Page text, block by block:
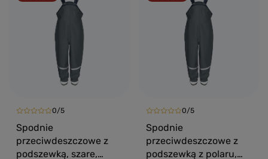
0/5
Spodnie
przeciwdeszczowe z
podszewką, szare,
0/5
Spodnie
przeciwdeszczowe z
podszewką z polaru,